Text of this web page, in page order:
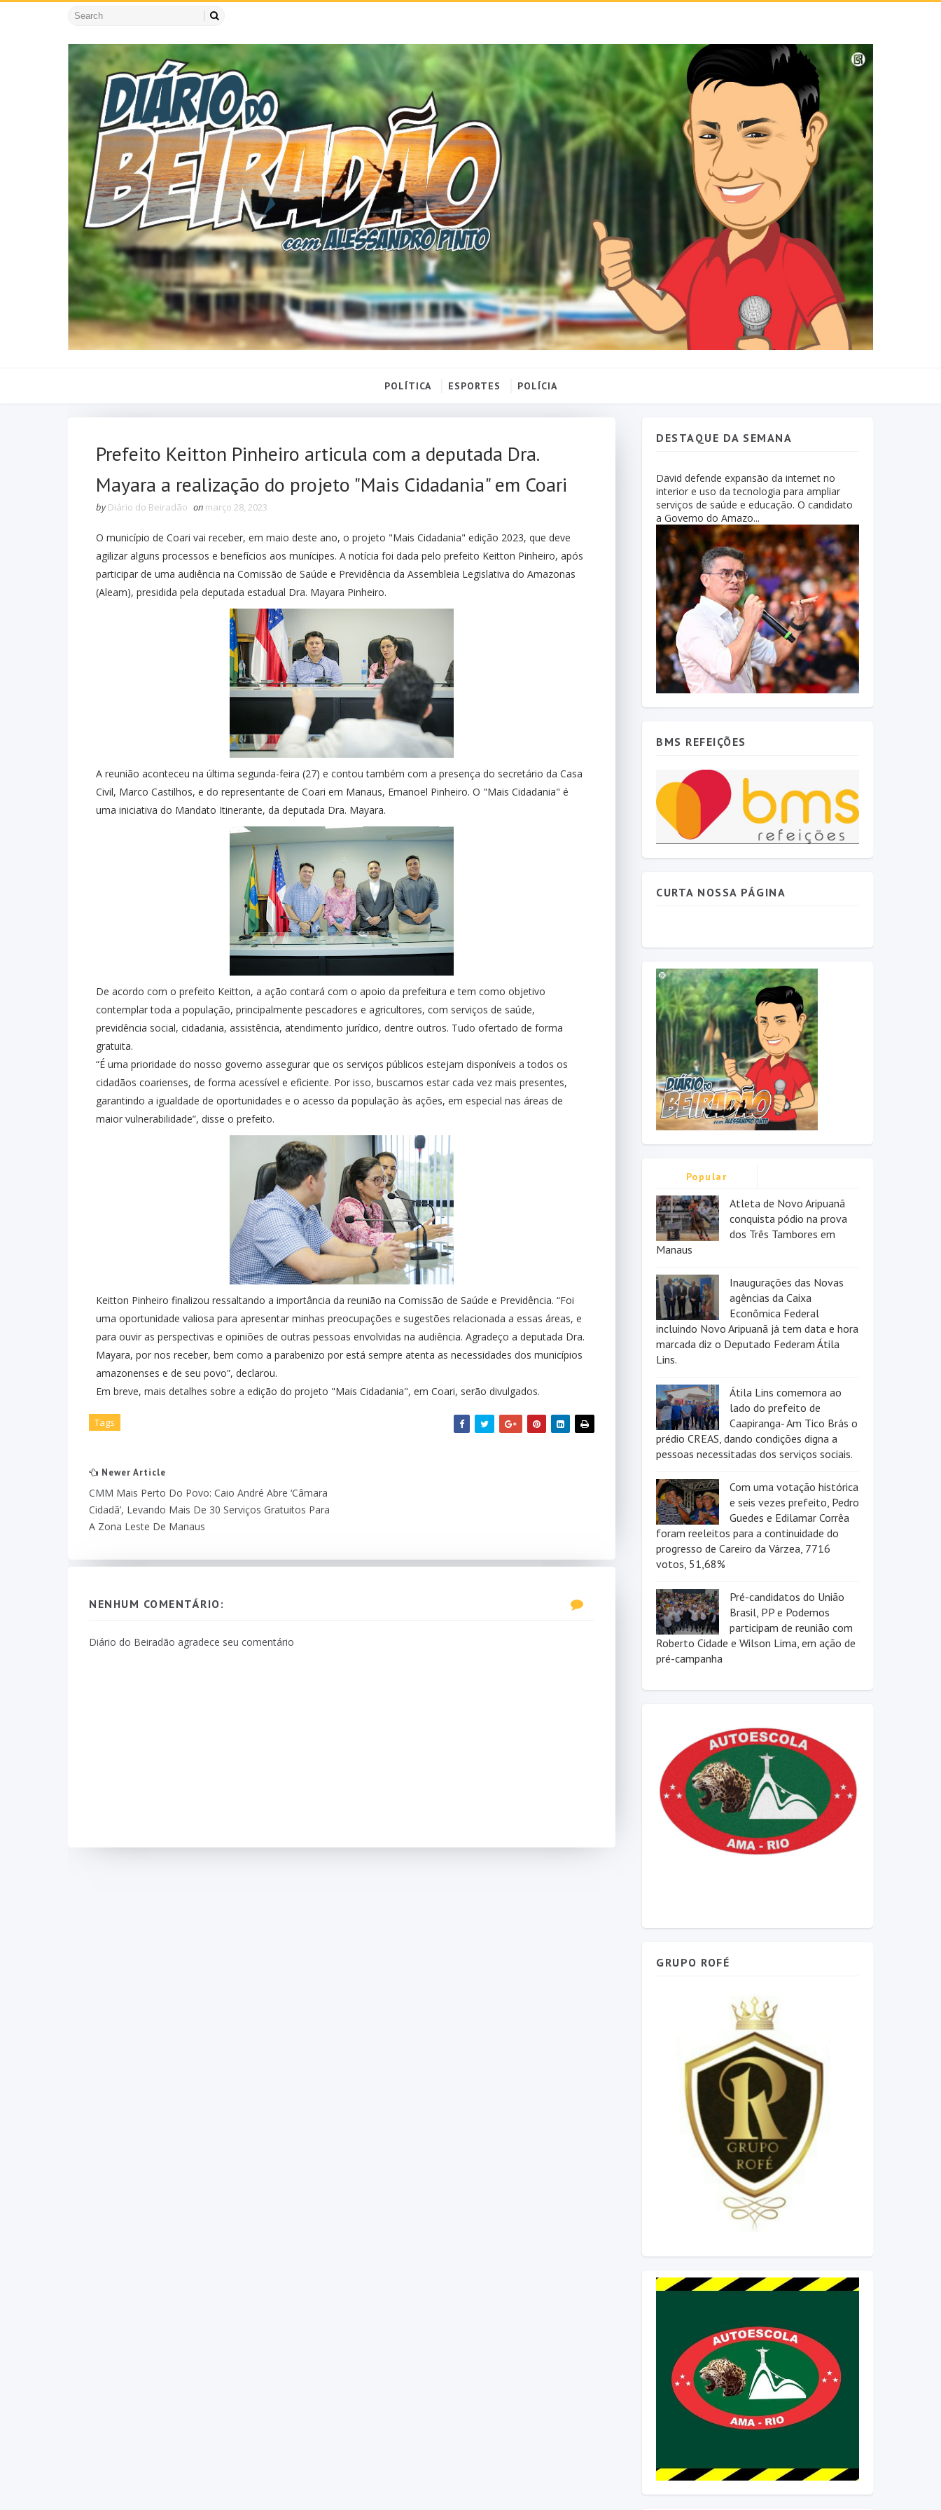
POLÍTICA ESPORTES POLÍCIA
Prefeito Keitton Pinheiro articula com a deputada Dra.
Mayara a realização do projeto "Mais Cidadania" em Coari
by Diário do Beiradão on março 28, 2023
O município de Coari vai receber, em maio deste ano, o projeto "Mais Cidadania" edição 2023, que deve
agilizar alguns processos e benefícios aos munícipes. A notícia foi dada pelo prefeito Keitton Pinheiro, após
participar de uma audiência na Comissão de Saúde e Previdência da Assembleia Legislativa do Amazonas
(Aleam), presidida pela deputada estadual Dra. Mayara Pinheiro.
A reunião aconteceu na última segunda-feira (27) e contou também com a presença do secretário da Casa
Civil, Marco Castilhos, e do representante de Coari em Manaus, Emanoel Pinheiro. O "Mais Cidadania" é
uma iniciativa do Mandato Itinerante, da deputada Dra. Mayara.
De acordo com o prefeito Keitton, a ação contará com o apoio da prefeitura e tem como objetivo
contemplar toda a população, principalmente pescadores e agricultores, com serviços de saúde,
previdência social, cidadania, assistência, atendimento jurídico, dentre outros. Tudo ofertado de forma
gratuita.
“É uma prioridade do nosso governo assegurar que os serviços públicos estejam disponíveis a todos os
cidadãos coarienses, de forma acessível e eficiente. Por isso, buscamos estar cada vez mais presentes,
garantindo a igualdade de oportunidades e o acesso da população às ações, em especial nas áreas de
maior vulnerabilidade”, disse o prefeito.
Keitton Pinheiro finalizou ressaltando a importância da reunião na Comissão de Saúde e Previdência. “Foi
uma oportunidade valiosa para apresentar minhas preocupações e sugestões relacionada a essas áreas, e
para ouvir as perspectivas e opiniões de outras pessoas envolvidas na audiência. Agradeço a deputada Dra.
Mayara, por nos receber, bem como a parabenizo por está sempre atenta as necessidades dos municípios
amazonenses e de seu povo”, declarou.
Em breve, mais detalhes sobre a edição do projeto "Mais Cidadania", em Coari, serão divulgados.
Tags
Newer Article
CMM Mais Perto Do Povo: Caio André Abre ‘Câmara
Cidadã’, Levando Mais De 30 Serviços Gratuitos Para
A Zona Leste De Manaus
NENHUM COMENTÁRIO:
Diário do Beiradão agradece seu comentário
DESTAQUE DA SEMANA
David defende expansão da internet no
interior e uso da tecnologia para ampliar
serviços de saúde e educação. O candidato
a Governo do Amazo...
BMS REFEIÇÕES
CURTA NOSSA PÁGINA
Popular
Atleta de Novo Aripuanã
conquista pódio na prova
dos Três Tambores em
Manaus
Inaugurações das Novas
agências da Caixa
Econômica Federal
incluindo Novo Aripuanã já tem data e hora
marcada diz o Deputado Federam Átila
Lins.
Átila Lins comemora ao
lado do prefeito de
Caapiranga- Am Tico Brás o
prédio CREAS, dando condições digna a
pessoas necessitadas dos serviços sociais.
Com uma votação histórica
e seis vezes prefeito, Pedro
Guedes e Edilamar Corrêa
foram reeleitos para a continuidade do
progresso de Careiro da Várzea, 7716
votos, 51,68%
Pré-candidatos do União
Brasil, PP e Podemos
participam de reunião com
Roberto Cidade e Wilson Lima, em ação de
pré-campanha
GRUPO ROFÉ